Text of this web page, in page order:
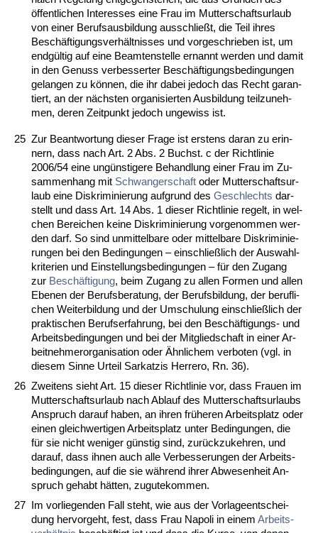
öffent­li­chen In­ter­es­ses ei­ne Frau im Mut­ter­schafts­ur­laub
von ei­ner Be­rufs­aus­bil­dung aus­sch­ließt, die Teil ih­res
Beschäfti­gungs­verhält­nis­ses und vor­ge­schrie­ben ist, um
endgültig auf ei­ne Be­am­ten­stel­le er­nannt wer­den und da­mit
in den Ge­nuss ver­bes­ser­ter Beschäfti­gungs­be­din­gun­gen
ge­lan­gen zu können, die ihr da­bei je­doch das Recht ga­ran­
tiert, an der nächs­ten or­ga­ni­sier­ten Aus­bil­dung teil­zu­neh­
men, de­ren Zeit­punkt je­doch un­ge­wiss ist.
25 Zur Be­ant­wor­tung die­ser Fra­ge ist ers­tens dar­an zu er­in­
nern, dass nach Art. 2 Abs. 2 Buchst. c der Richt­li­nie
2006/54 ei­ne ungüns­ti­ge­re Be­hand­lung ei­ner Frau im Zu­
sam­men­hang mit Schwan­ger­schaft oder Mut­ter­schafts­ur­
laub ei­ne Dis­kri­mi­nie­rung auf­grund des Ge­schlechts dar­
stellt und dass Art. 14 Abs. 1 die­ser Richt­li­nie re­gelt, in wel­
chen Be­rei­chen kei­ne Dis­kri­mi­nie­rung vor­ge­nom­men wer­
den darf. So sind un­mit­tel­ba­re oder mit­tel­ba­re Dis­kri­mi­nie­
run­gen bei den Be­din­gun­gen – ein­sch­ließlich der Aus­wahl­
kri­te­ri­en und Ein­stel­lungs­be­din­gun­gen – für den Zu­gang
zur Beschäfti­gung, beim Zu­gang zu al­len For­men und al­len
Ebe­nen der Be­rufs­be­ra­tung, der Be­rufs­bil­dung, der be­ruf­li­
chen Wei­ter­bil­dung und der Um­schu­lung ein­sch­ließlich der
prak­ti­schen Be­rufs­er­fah­rung, bei den Beschäfti­gungs- und
Ar­beits­be­din­gun­gen und bei der Mit­glied­schaft in ei­ner Ar­
beit­neh­mer­or­ga­ni­sa­ti­on oder Ähn­li­chem ver­bo­ten (vgl. in
die­sem Sin­ne Ur­teil Sar­kat­zis Her­re­ro, Rn. 36).
26 Zwei­tens sieht Art. 15 die­ser Richt­li­nie vor, dass Frau­en im
Mut­ter­schafts­ur­laub nach Ab­lauf des Mut­ter­schafts­ur­laubs
An­spruch dar­auf ha­ben, an ih­ren frühe­ren Ar­beits­platz oder
ei­nen gleich­wer­ti­gen Ar­beits­platz un­ter Be­din­gun­gen, die
für sie nicht we­ni­ger güns­tig sind, zurück­zu­keh­ren, und
dar­auf, dass ih­nen auch al­le Ver­bes­se­run­gen der Ar­beits­
be­din­gun­gen, auf die sie während ih­rer Ab­we­sen­heit An­
spruch ge­habt hätten, zu­gu­te­kom­men.
27 Im vor­lie­gen­den Fall steht, wie aus der Vor­la­ge­ent­schei­
dung her­vor­geht, fest, dass Frau Na­po­li in ei­nem Ar­beits­